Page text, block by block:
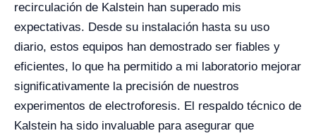
recirculación de Kalstein han superado mis
expectativas. Desde su instalación hasta su uso
diario, estos equipos han demostrado ser fiables y
eficientes, lo que ha permitido a mi laboratorio mejorar
significativamente la precisión de nuestros
experimentos de electroforesis. El respaldo técnico de
Kalstein ha sido invaluable para asegurar que